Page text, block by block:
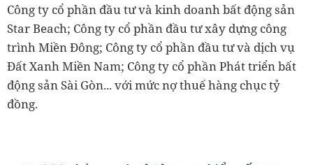
Công ty cổ phần đầu tư và kinh doanh bất động sản
Star Beach; Công ty cổ phần đầu tư xây dựng công
trình Miền Đông; Công ty cổ phần đầu tư và dịch vụ
Đất Xanh Miền Nam; Công ty cổ phần Phát triển bất
động sản Sài Gòn... với mức nợ thuế hàng chục tỷ
đồng.